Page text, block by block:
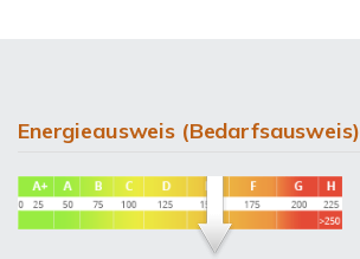
Energieausweis (Bedarfsausweis)